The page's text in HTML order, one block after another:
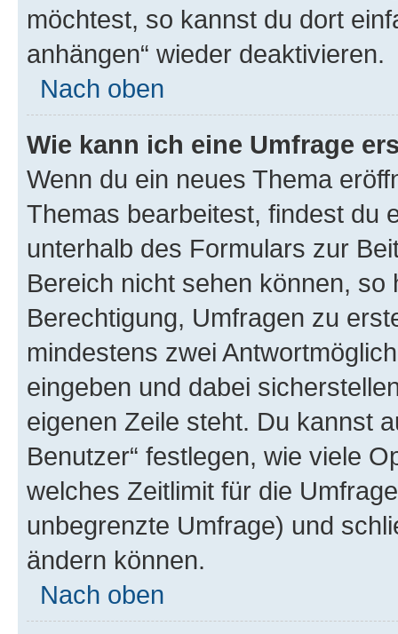
möchtest, so kannst du dort
anhängen“ wieder deaktivieren.
Nach oben
Wie kann ich eine Umfrage
Wenn du ein neues Thema
Themas bearbeitest, findest du
unterhalb des Formulars zur
Bereich nicht sehen können,
Berechtigung, Umfragen zu
mindestens zwei
eingeben und dabei
eigenen Zeile steht. Du kannst
Benutzer“ festlegen, wie viele
welches Zeitlimit für die
unbegrenzte Umfrage) und
ändern können.
Nach oben